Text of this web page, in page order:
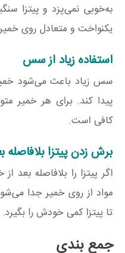
به‌خوبی نمی‌پزد و پیتزا
یکنواخت و متعادل روی
استفاده زیاد از سس
سس زیاد باعث می‌شود
کافی است.
برش زدن پیتزا بلافاصله
اگر پیتزا را بلافاصله بعد
مواد از روی خمیر جدا
تا پیتزا کمی خودش را بگیرد.
جمع بندی